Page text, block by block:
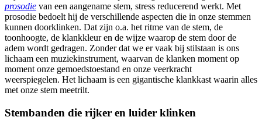
prosodie van een aangename stem, stress reducerend werkt. Met
prosodie bedoelt hij de verschillende aspecten die in onze stemmen
kunnen doorklinken. Dat zijn o.a. het ritme van de stem, de
toonhoogte, de klankkleur en de wijze waarop de stem door de
adem wordt gedragen. Zonder dat we er vaak bij stilstaan is ons
lichaam een muziekinstrument, waarvan de klanken moment op
moment onze gemoedstoestand en onze veerkracht
weerspiegelen. Het lichaam is een gigantische klankkast waarin alles
met onze stem meetrilt.
Stembanden die rijker en luider klinken